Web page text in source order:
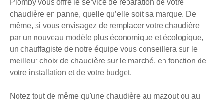
Plomby vous offre le service de réparation de votre
chaudière en panne, quelle qu’elle soit sa marque. De
même, si vous envisagez de remplacer votre chaudière
par un nouveau modèle plus économique et écologique,
un chauffagiste de notre équipe vous conseillera sur le
meilleur choix de chaudière sur le marché, en fonction de
votre installation et de votre budget.
Notez tout de même qu'une chaudière au mazout ou au